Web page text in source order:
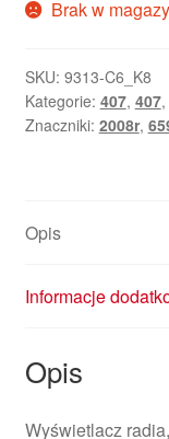
Brak w
SKU: 9313-C6_K8
Kategorie: 407, 407,
Znaczniki: 2008r,
Opis
Informacje
Opis
Wyświetlacz